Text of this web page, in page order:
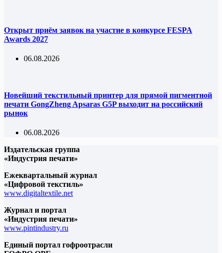
Открыт приём заявок на участие в конкурсе FESPA
Awards 2027
06.08.2026
Новейший текстильный принтер для прямой пигментной
печати GongZheng Apsaras G5P выходит на российский
рынок
06.08.2026
Издательская группа
«Индустрия печати»
Ежеквартальный журнал
«Цифровой текстиль»
www.digitaltextile.net
Журнал и портал
«Индустрия печати»
www.pintindustry.ru
Единый портал гофроотрасли